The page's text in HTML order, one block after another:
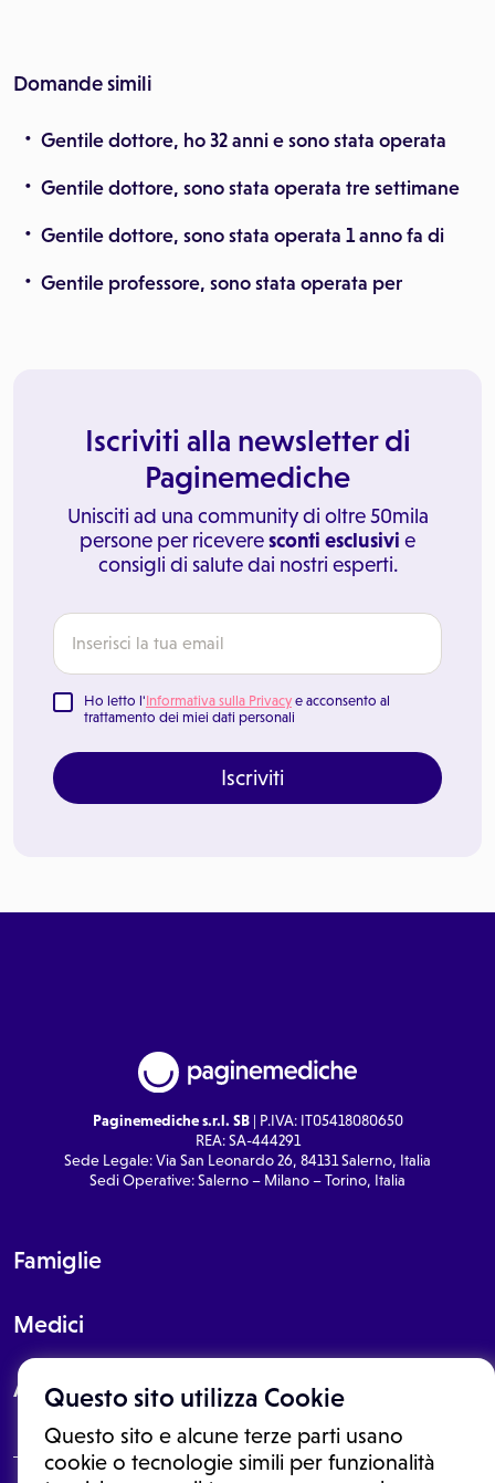
Questo sito utilizza Cookie
Questo sito e alcune terze parti usano
cookie o tecnologie simili per funzionalità
Domande simili
Gentile dottore, ho 32 anni e sono stata operata
Gentile dottore, sono stata operata tre settimane
Gentile dottore, sono stata operata 1 anno fa di
Gentile professore, sono stata operata per
Iscriviti alla newsletter di
Paginemediche
Unisciti ad una community di oltre 50mila
persone per riceveresconti esclusivi e
consigli di salute dai nostri esperti.
Ho letto l'Informativa sulla Privacy e acconsento al
trattamento dei miei dati personali
Iscriviti
Paginemediche s.r.l. SB| P.IVA: IT05418080650
REA: SA-444291
Sede Legale: Via San Leonardo 26, 84131 Salerno, Italia
Sedi Operative: Salerno – Milano – Torino, Italia
Famiglie
Medici
About